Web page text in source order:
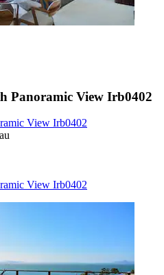
Panoramic View Irb0402
View Irb0402
View Irb0402